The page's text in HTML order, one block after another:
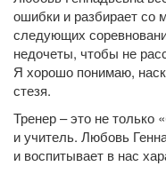
ошибки и разбирает со
следующих
недочеты, чтобы не
Я хорошо понимаю,
стезя.
Тренер – это не
и учитель. Любовь
и воспитывает в нас